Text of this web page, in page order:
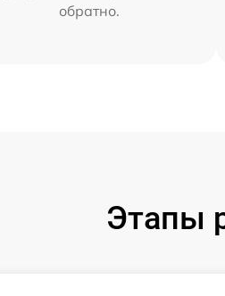
обратно.
Этапы